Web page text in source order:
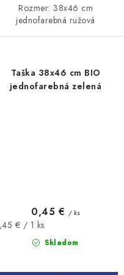
Rozmer: 38x46 cm
jednofarebná ružová
Taška 38x46 cm BIO
jednofarebná zelená
Skladom
0,45 € / ks
€ / 1 ks